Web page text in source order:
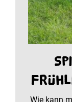
Wie kann